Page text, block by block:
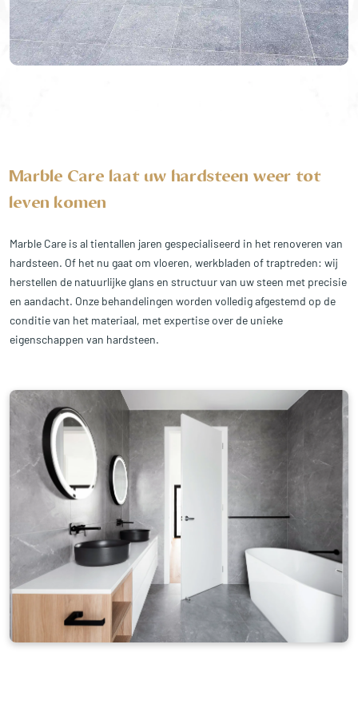
Marble Care laat uw hardsteen weer tot
leven komen
Marble Care is al tientallen jaren gespecialiseerd in het renoveren van
hardsteen. Of het nu gaat om vloeren, werkbladen of traptreden: wij
herstellen de natuurlijke glans en structuur van uw steen met precisie
en aandacht. Onze behandelingen worden volledig afgestemd op de
conditie van het materiaal, met expertise over de unieke
eigenschappen van hardsteen.